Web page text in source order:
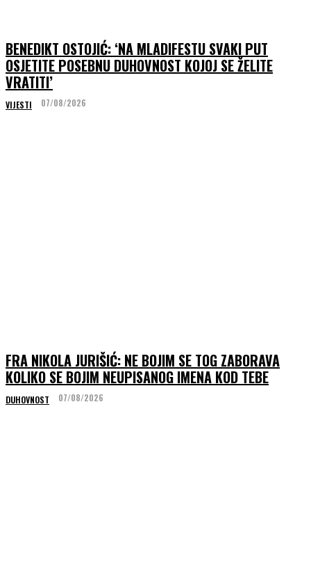
BENEDIKT OSTOJIĆ: ‘NA MLADIFESTU SVAKI PUT
OSJETITE POSEBNU DUHOVNOST KOJOJ SE ŽELITE
VRATITI’
VIJESTI 07/08/2026
FRA NIKOLA JURIŠIĆ: NE BOJIM SE TOG ZABORAVA
KOLIKO SE BOJIM NEUPISANOG IMENA KOD TEBE
DUHOVNOST 07/08/2026